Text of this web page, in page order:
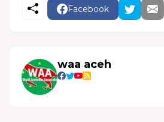
Facebook
waa aceh